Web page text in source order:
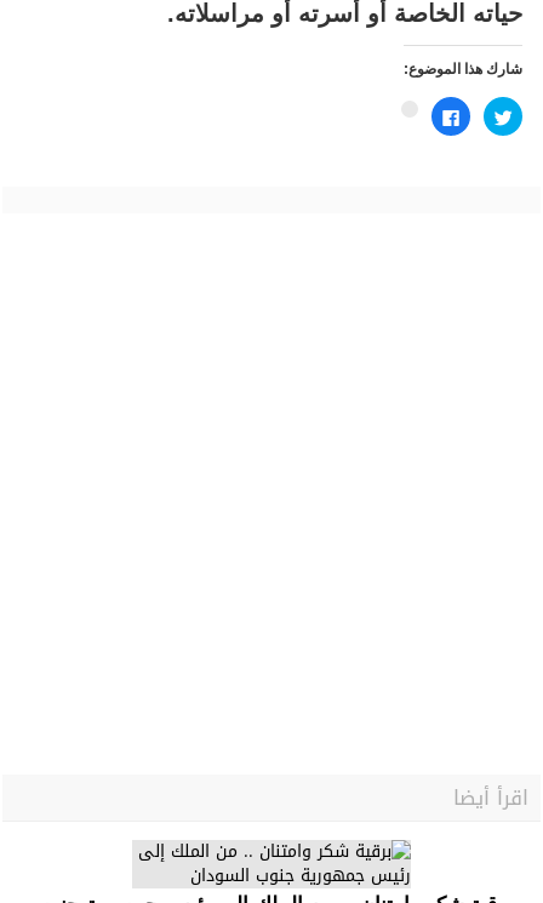
حياته الخاصة أو أسرته أو مراسلاته.
شارك هذا الموضوع:
اضغط
للمشاركة
على
انقر
للمشاركة
على
اقرأ أيضا